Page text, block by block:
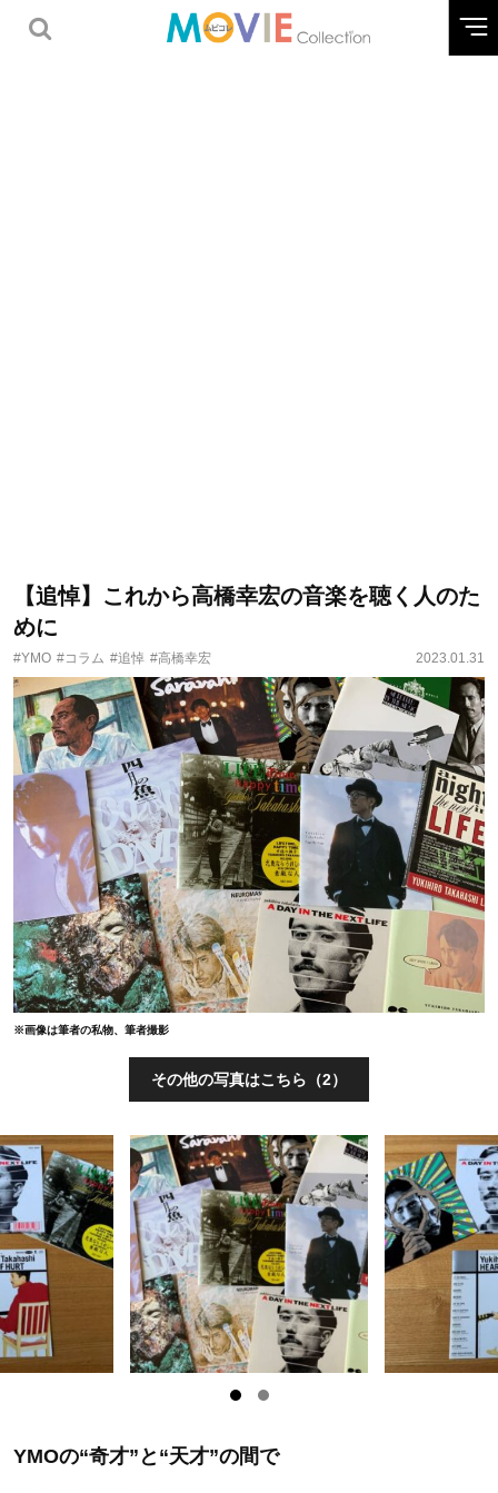
【追悼】これから高橋幸宏の音楽を聴く人のた
めに
#YMO #コラム #追悼 #高橋幸宏 2023.01.31
※画像は筆者の私物、筆者撮影
その他の写真はこちら（2）
YMOの“奇才”と“天才”の間で